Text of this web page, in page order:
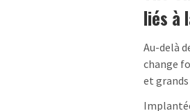
liés à
Au-delà
change
et